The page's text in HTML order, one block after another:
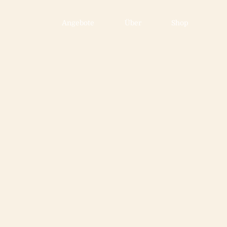
Angebote Über Shop